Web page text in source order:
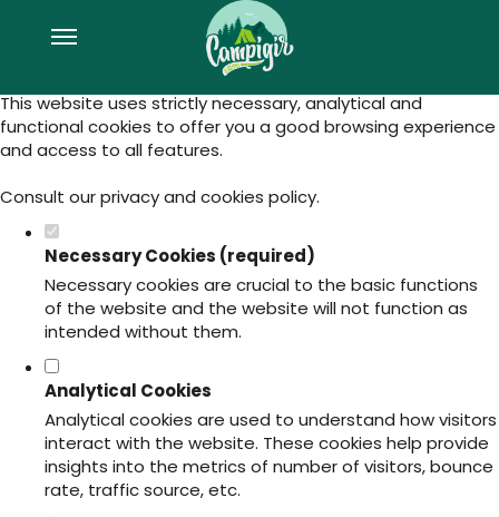
Set your cookie preferences for this
This website uses strictly necessary, analytical and
functional cookies to offer you a good browsing experience
and access to all features.
Consult ourprivacy and cookies policy.
Necessary Cookies (required)
Necessary cookies are crucial to the basic functions
of the website and the website will not function as
intended without them.
Analytical Cookies
Analytical cookies are used to understand how visitors
interact with the website. These cookies help provide
insights into the metrics of number of visitors, bounce
rate, traffic source, etc.